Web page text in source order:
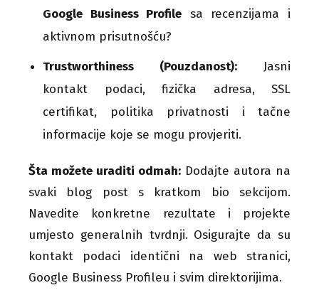
Google Business Profile sa recenzijama i
aktivnom prisutnošću?
Trustworthiness (Pouzdanost): Jasni
kontakt podaci, fizička adresa, SSL
certifikat, politika privatnosti i tačne
informacije koje se mogu provjeriti.
Šta možete uraditi odmah: Dodajte autora na
svaki blog post s kratkom bio sekcijom.
Navedite konkretne rezultate i projekte
umjesto generalnih tvrdnji. Osigurajte da su
kontakt podaci identični na web stranici,
Google Business Profileu i svim direktorijima.